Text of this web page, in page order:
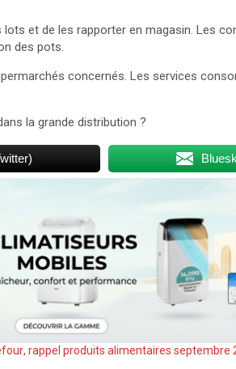
et de les rapporter en magasin. Les
des pots.
concernés. Les services
la grande distribution ?
, rappel produits alimentaires septembre